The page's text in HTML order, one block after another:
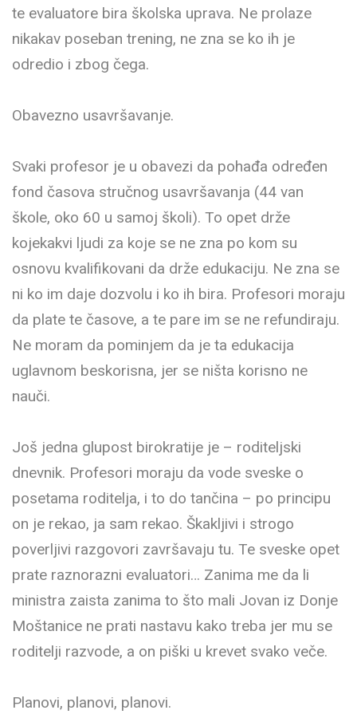
te evaluatore bira školska uprava. Ne prolaze
nikakav poseban trening, ne zna se ko ih je
odredio i zbog čega.
Obavezno usavršavanje.
Svaki profesor je u obavezi da pohađa određen
fond časova stručnog usavršavanja (44 van
škole, oko 60 u samoj školi). To opet drže
kojekakvi ljudi za koje se ne zna po kom su
osnovu kvalifikovani da drže edukaciju. Ne zna se
ni ko im daje dozvolu i ko ih bira. Profesori moraju
da plate te časove, a te pare im se ne refundiraju.
Ne moram da pominjem da je ta edukacija
uglavnom beskorisna, jer se ništa korisno ne
nauči.
Još jedna glupost birokratije je – roditeljski
dnevnik. Profesori moraju da vode sveske o
posetama roditelja, i to do tančina – po principu
on je rekao, ja sam rekao. Škakljivi i strogo
poverljivi razgovori završavaju tu. Te sveske opet
prate raznorazni evaluatori… Zanima me da li
ministra zaista zanima to što mali Jovan iz Donje
Moštanice ne prati nastavu kako treba jer mu se
roditelji razvode, a on piški u krevet svako veče.
Planovi, planovi, planovi.